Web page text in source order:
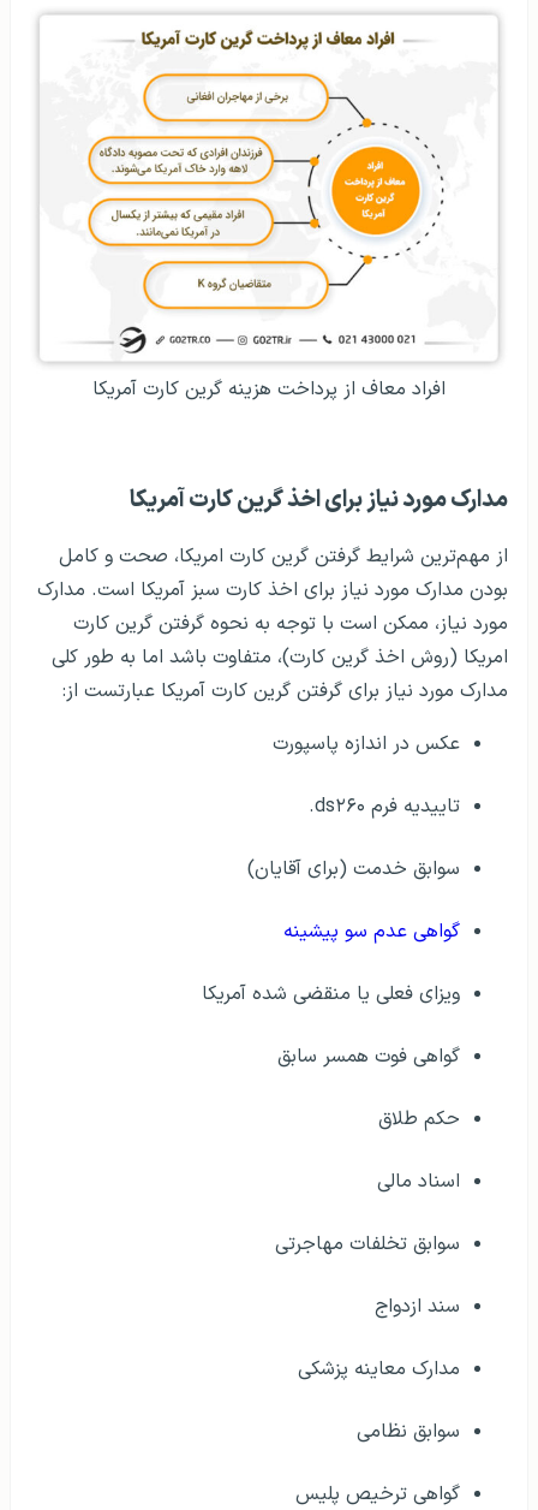
افراد معاف از پرداخت هزینه گرین کارت آمریکا
مدارک مورد نیاز برای اخذ گرین کارت آمریکا
از مهم‌ترین شرایط گرفتن گرین کارت امریکا، صحت و کامل
بودن مدارک مورد نیاز برای اخذ کارت سبز آمریکا است. مدارک
مورد نیاز، ممکن است با توجه به نحوه گرفتن گرین کارت
امریکا (روش اخذ گرین کارت)، متفاوت باشد اما به طور کلی
مدارک مورد نیاز برای گرفتن گرین کارت آمریکا عبارتست از:
عکس در اندازه پاسپورت
تاییدیه فرم ds۲۶۰.
سوابق خدمت (برای آقایان)
گواهی عدم سو پیشینه
ویزای فعلی یا منقضی شده آمریکا
گواهی فوت همسر سابق
حکم طلاق
اسناد مالی
سوابق تخلفات مهاجرتی
سند ازدواج
مدارک معاینه پزشکی
سوابق نظامی
گواهی ترخیص پلیس